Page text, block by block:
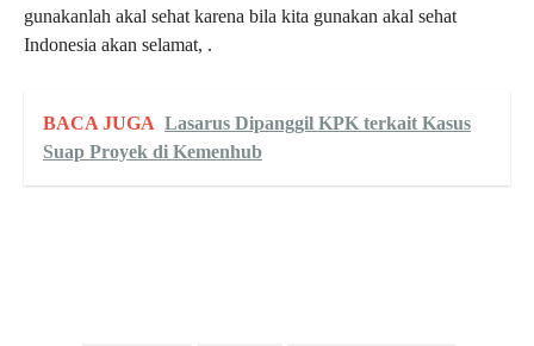
gunakanlah akal sehat karena bila kita gunakan akal sehat
Indonesia akan selamat, .
BACA JUGA Lasarus Dipanggil KPK terkait Kasus
Suap Proyek di Kemenhub